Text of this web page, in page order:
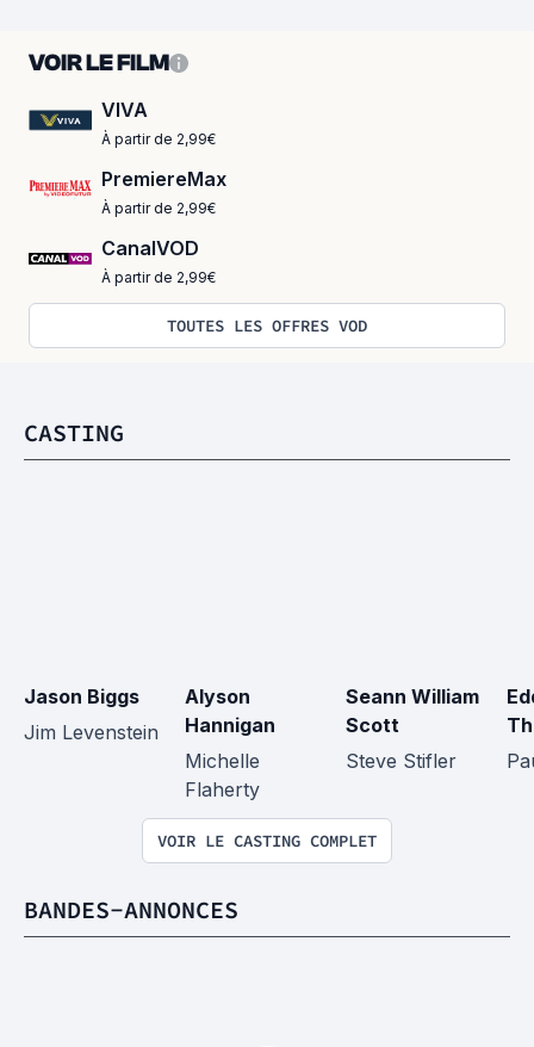
VOIR LE FILM
VIVA
À partir de 2,99€
PremiereMax
À partir de 2,99€
CanalVOD
À partir de 2,99€
TOUTES LES OFFRES VOD
CASTING
Jason Biggs
Jim Levenstein
Alyson
Hannigan
Michelle
Flaherty
Seann William
Scott
Steve Stifler
VOIR LE CASTING COMPLET
BANDES-ANNONCES